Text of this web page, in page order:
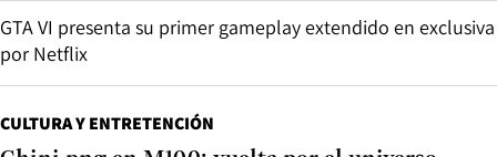
GTA VI presenta su primer gameplay extendido en exclusiva
por Netflix
CULTURA Y ENTRETENCIÓN